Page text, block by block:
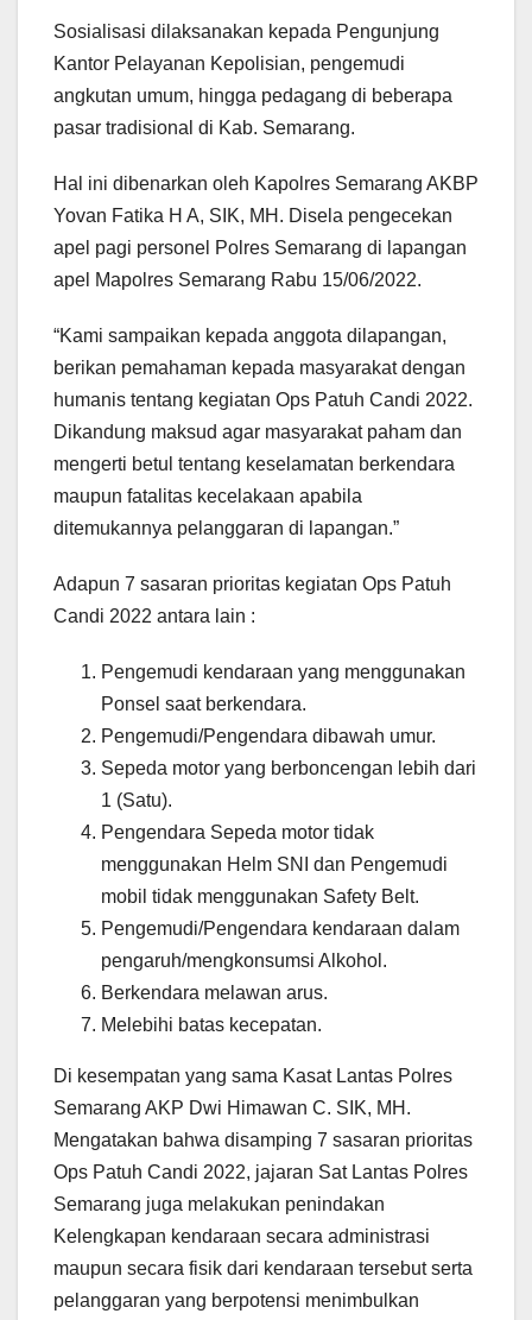
Sosialisasi dilaksanakan kepada Pengunjung
Kantor Pelayanan Kepolisian, pengemudi
angkutan umum, hingga pedagang di beberapa
pasar tradisional di Kab. Semarang.
Hal ini dibenarkan oleh Kapolres Semarang AKBP
Yovan Fatika H A, SIK, MH. Disela pengecekan
apel pagi personel Polres Semarang di lapangan
apel Mapolres Semarang Rabu 15/06/2022.
“Kami sampaikan kepada anggota dilapangan,
berikan pemahaman kepada masyarakat dengan
humanis tentang kegiatan Ops Patuh Candi 2022.
Dikandung maksud agar masyarakat paham dan
mengerti betul tentang keselamatan berkendara
maupun fatalitas kecelakaan apabila
ditemukannya pelanggaran di lapangan.”
Adapun 7 sasaran prioritas kegiatan Ops Patuh
Candi 2022 antara lain :
Pengemudi kendaraan yang menggunakan
Ponsel saat berkendara.
Pengemudi/Pengendara dibawah umur.
Sepeda motor yang berboncengan lebih dari
1 (Satu).
Pengendara Sepeda motor tidak
menggunakan Helm SNI dan Pengemudi
mobil tidak menggunakan Safety Belt.
Pengemudi/Pengendara kendaraan dalam
pengaruh/mengkonsumsi Alkohol.
Berkendara melawan arus.
Melebihi batas kecepatan.
Di kesempatan yang sama Kasat Lantas Polres
Semarang AKP Dwi Himawan C. SIK, MH.
Mengatakan bahwa disamping 7 sasaran prioritas
Ops Patuh Candi 2022, jajaran Sat Lantas Polres
Semarang juga melakukan penindakan
Kelengkapan kendaraan secara administrasi
maupun secara fisik dari kendaraan tersebut serta
pelanggaran yang berpotensi menimbulkan